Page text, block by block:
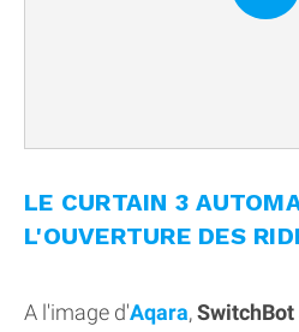
LE CURTAIN 3
L'OUVERTURE DES
A l'image d'Aqara,SwitchBot